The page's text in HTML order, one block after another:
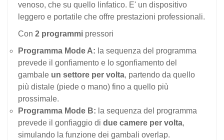
venoso, che su quello linfatico. E' un dispositivo
leggero e portatile che offre prestazioni professionali.
Con 2 programmi pressori
Programma Mode A: la sequenza del programma
prevede il gonfiamento e lo sgonfiamento del
gambale un settore per volta, partendo da quello
più distale (piede o mano) fino a quello più
prossimale.
Programma Mode B: la sequenza del programma
prevede il gonfiaggio di due camere per volta,
simulando la funzione dei gambali overlap.